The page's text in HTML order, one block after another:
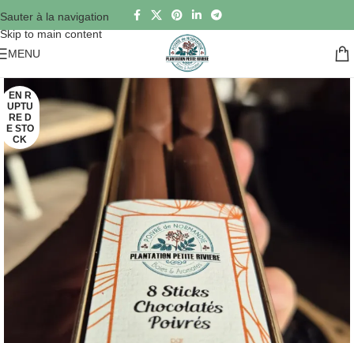
Sauter à la navigation
Skip to main content
MENU
EN R
UPTU
RE D
E STO
CK